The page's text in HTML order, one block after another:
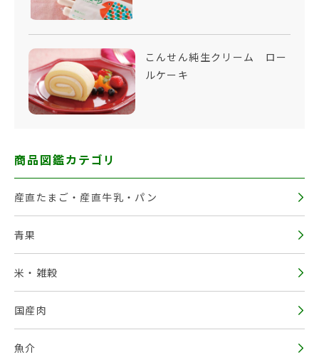
こんせん純生クリーム ロー
ルケーキ
商品図鑑カテゴリ
産直たまご・産直牛乳・パン
青果
米・雑穀
国産肉
魚介